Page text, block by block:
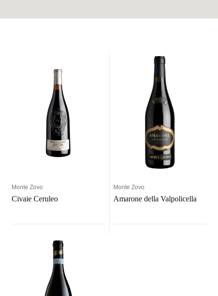
Monte Zovo
Civaie Ceruleo
Monte Zovo
Amarone della Valpolicella